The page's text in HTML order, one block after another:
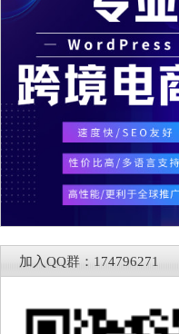
加入QQ群：174796271